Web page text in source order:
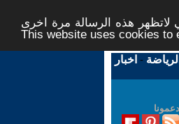
هذه الرسالة مرة اخرى -
This website uses cookies to
- اخبار